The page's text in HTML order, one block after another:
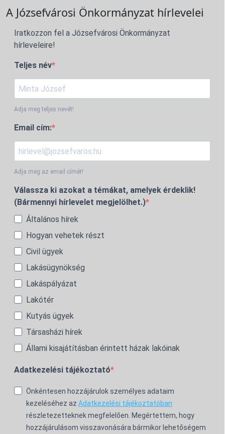
A Józsefvárosi Önkormányzat hírlevelei
Iratkozzon fel a Józsefvárosi Önkormányzat
hírleveleire!
Teljes név
Adja meg teljes nevét!
Email cím:
Adja meg az email címét!
Válassza ki azokat a témákat, amelyek érdeklik!
(Bármennyi hírlevelet megjelölhet.)
Általános hírek
Hogyan vehetek részt
Civil ügyek
Lakásügynökség
Lakáspályázat
Lakótér
Kutyás ügyek
Társasházi hírek
Állami kisajátításban érintett házak lakóinak
Adatkezelési tájékoztató
Önkéntesen hozzájárulok személyes adataim
kezeléséhez az Adatkezelési tájékoztatóban
részletezetteknek megfelelően. Megértettem, hogy
hozzájárulásom visszavonására bármikor lehetőségem